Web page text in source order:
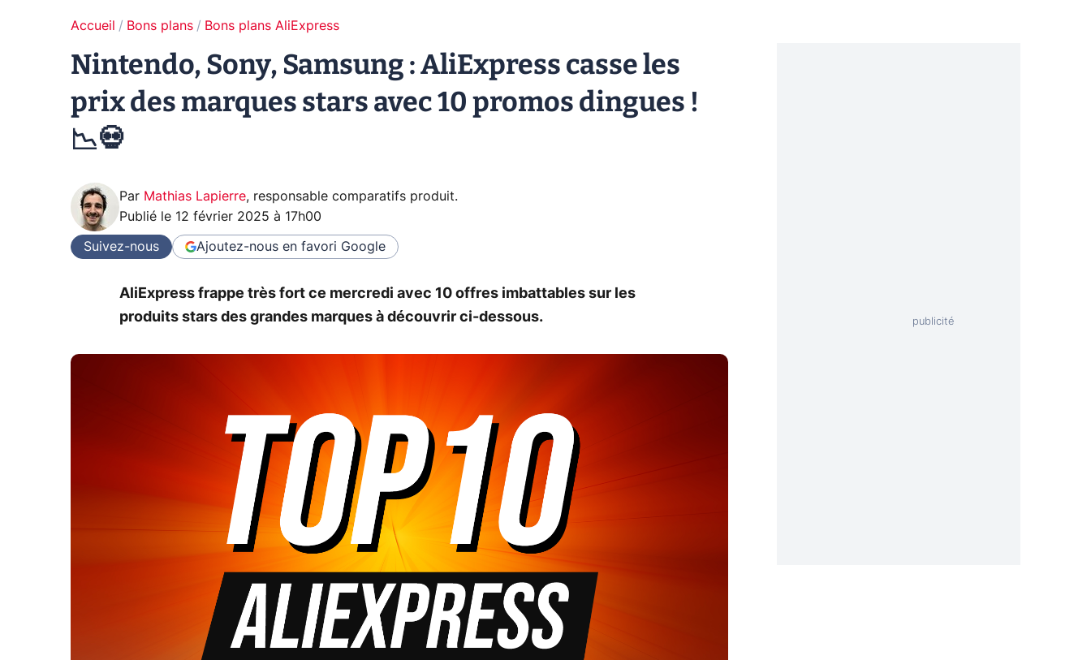
Accueil Bons plans Bons plans AliExpress
Nintendo, Sony, Samsung : AliExpress casse les
prix des marques stars avec 10 promos dingues !
📉💀
Par Mathias Lapierre, responsable comparatifs produit.
Publié le 12 février 2025 à 17h00
Suivez-nous Ajoutez-nous en favori Google
AliExpress frappe très fort ce mercredi avec 10 offres imbattables sur les
produits stars des grandes marques à découvrir ci-dessous.